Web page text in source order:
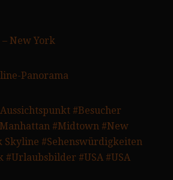
New York
Panorama
#Besucher
#Midtown #New
Skyline #Sehenswürdigkeiten
#Urlaubsbilder #USA #USA